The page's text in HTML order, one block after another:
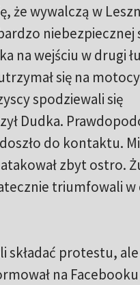
że wywalczą w
niebezpiecznej
na wejściu w drugi
się na
spodziewali się
Dudka.
do kontaktu.
zbyt ostro.
triumfowali w
składać protestu, ale
na Facebooku